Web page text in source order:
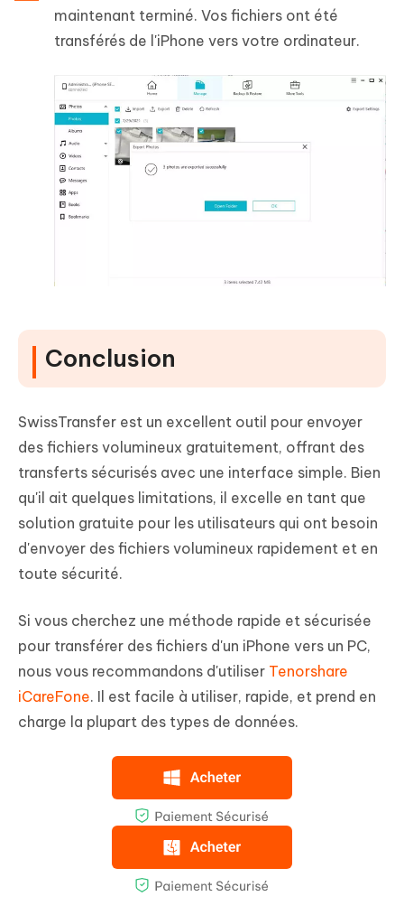
maintenant terminé. Vos fichiers ont été
transférés de l'iPhone vers votre ordinateur.
Conclusion
SwissTransfer est un excellent outil pour envoyer
des fichiers volumineux gratuitement, offrant des
transferts sécurisés avec une interface simple. Bien
qu'il ait quelques limitations, il excelle en tant que
solution gratuite pour les utilisateurs qui ont besoin
d'envoyer des fichiers volumineux rapidement et en
toute sécurité.
Si vous cherchez une méthode rapide et sécurisée
pour transférer des fichiers d'un iPhone vers un PC,
nous vous recommandons d'utiliser Tenorshare
iCareFone. Il est facile à utiliser, rapide, et prend en
charge la plupart des types de données.